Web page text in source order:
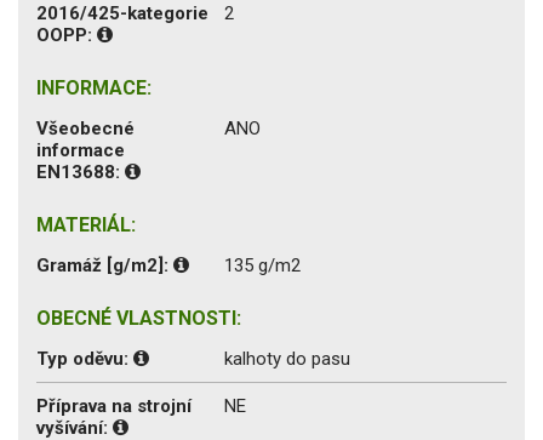
2016/425-kategorie
OOPP:
2
INFORMACE:
Všeobecné
informace
EN13688:
ANO
MATERIÁL:
Gramáž [g/m2]: 135 g/m2
OBECNÉ VLASTNOSTI:
Typ oděvu: kalhoty do pasu
Příprava na strojní
vyšívání:
NE